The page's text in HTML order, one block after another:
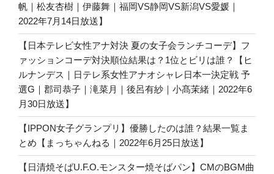
帆｜松友杏樹｜伊藤舞｜福岡VS静岡VS新潟VS愛媛｜
2022年7月14日放送】
【日本テレビ女性アナ対決 夏の女子会ランチコーデ】フ
ァッションコーデ対決順位結果は？1位とビリは誰？【ヒ
ルナンデス｜日テレ系女性アナオシャレ日本一決定戦 予
選G｜郡司恭子｜滝菜月｜後呂有紗｜小髙茉緒｜2022年6
月30日放送】
【IPPON女子グランプリ】優勝したのは誰？結果一覧ま
とめ【まっちゃんねる｜2022年6月25日放送】
【日清焼そばU.F.O.モンスター焼そばパン】CMのBGM曲